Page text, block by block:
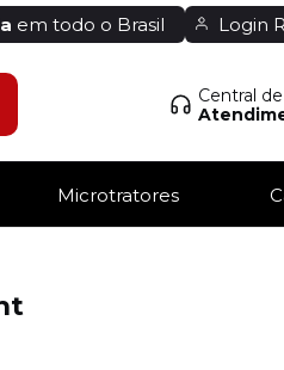
em todo o Brasil Login
Central de
Microtratores